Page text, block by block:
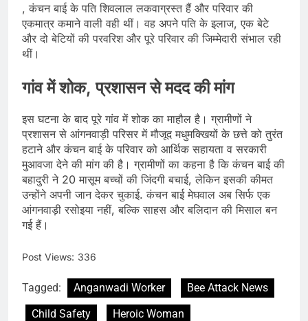
, कंचन बाई के पति शिवलाल लकवाग्रस्त हैं और परिवार की
एकमात्र कमाने वाली वही थीं। वह अपने पति के इलाज, एक बेटे
और दो बेटियों की परवरिश और पूरे परिवार की जिम्मेदारी संभाल रही
थीं।
गांव में शोक, प्रशासन से मदद की मांग
इस घटना के बाद पूरे गांव में शोक का माहौल है। ग्रामीणों ने
प्रशासन से आंगनवाड़ी परिसर में मौजूद मधुमक्खियों के छत्ते को तुरंत
हटाने और कंचन बाई के परिवार को आर्थिक सहायता व सरकारी
मुआवजा देने की मांग की है। ग्रामीणों का कहना है कि कंचन बाई की
बहादुरी ने 20 मासूम बच्चों की जिंदगी बचाई, लेकिन इसकी कीमत
उन्होंने अपनी जान देकर चुकाई. कंचन बाई मेघवाल अब सिर्फ एक
आंगनवाड़ी रसोइया नहीं, बल्कि साहस और बलिदान की मिसाल बन
गई हैं।
Post Views: 336
Tagged: Anganwadi Worker
Bee Attack News
Child Safety
Heroic Woman